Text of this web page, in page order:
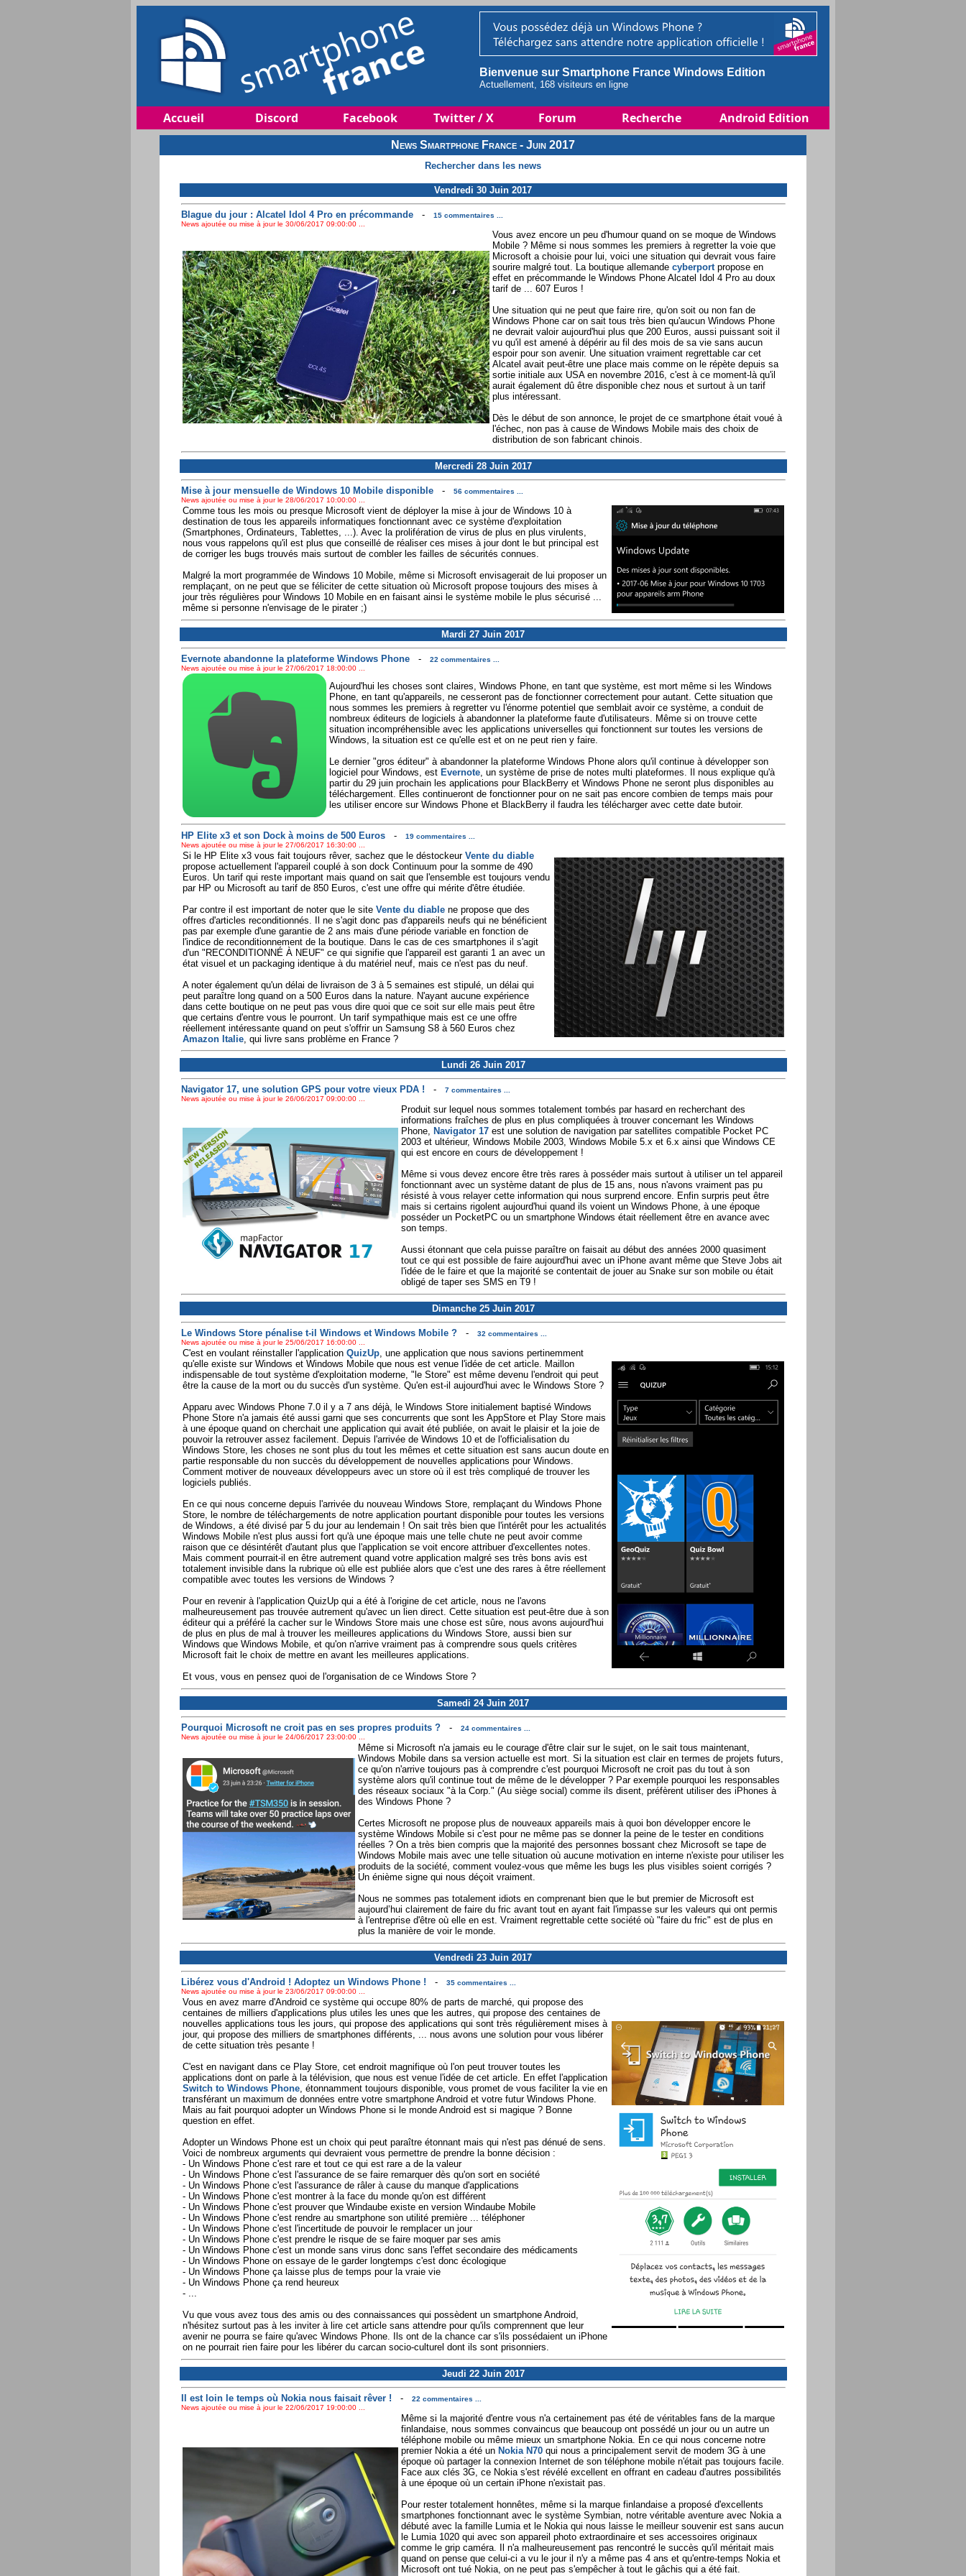
Bienvenue sur Smartphone France Windows Edition
Actuellement, 168 visiteurs en ligne
Accueil Discord Facebook Twitter / X Forum Recherche Android Edition
News Smartphone France - Juin 2017
Rechercher dans les news
Vendredi 30 Juin 2017
Blague du jour : Alcatel Idol 4 Pro en précommande-
15 commentaires ...
News ajoutée ou mise à jour le 30/06/2017 09:00:00 ...
Vous avez encore un peu d'humour quand on se moque de Windows
Mobile ? Même si nous sommes les premiers à regretter la voie que
Microsoft a choisie pour lui, voici une situation qui devrait vous faire
sourire malgré tout. La boutique allemande cyberportpropose en
effet en précommande le Windows Phone Alcatel Idol 4 Pro au doux
tarif de ... 607 Euros !
Une situation qui ne peut que faire rire, qu'on soit ou non fan de
Windows Phone car on sait tous très bien qu'aucun Windows Phone
ne devrait valoir aujourd'hui plus que 200 Euros, aussi puissant soit il
vu qu'il est amené à dépérir au fil des mois de sa vie sans aucun
espoir pour son avenir. Une situation vraiment regrettable car cet
Alcatel avait peut-être une place mais comme on le répète depuis sa
sortie initiale aux USA en novembre 2016, c'est à ce moment-là qu'il
aurait également dû être disponible chez nous et surtout à un tarif
plus intéressant.
Dès le début de son annonce, le projet de ce smartphone était voué à
l'échec, non pas à cause de Windows Mobile mais des choix de
distribution de son fabricant chinois.
Mercredi 28 Juin 2017
Mise à jour mensuelle de Windows 10 Mobile disponible-
56 commentaires ...
News ajoutée ou mise à jour le 28/06/2017 10:00:00 ...
Comme tous les mois ou presque Microsoft vient de déployer la mise à jour de Windows 10 à
destination de tous les appareils informatiques fonctionnant avec ce système d'exploitation
(Smartphones, Ordinateurs, Tablettes, ...). Avec la prolifération de virus de plus en plus virulents,
nous vous rappelons qu'il est plus que conseillé de réaliser ces mises à jour dont le but principal est
de corriger les bugs trouvés mais surtout de combler les failles de sécurités connues.
Malgré la mort programmée de Windows 10 Mobile, même si Microsoft envisagerait de lui proposer un
remplaçant, on ne peut que se féliciter de cette situation où Microsoft propose toujours des mises à
jour très régulières pour Windows 10 Mobile en en faisant ainsi le système mobile le plus sécurisé ...
même si personne n'envisage de le pirater ;)
Mardi 27 Juin 2017
Evernote abandonne la plateforme Windows Phone-
22 commentaires ...
News ajoutée ou mise à jour le 27/06/2017 18:00:00 ...
Aujourd'hui les choses sont claires, Windows Phone, en tant que système, est mort même si les Windows
Phone, en tant qu'appareils, ne cesseront pas de fonctionner correctement pour autant. Cette situation que
nous sommes les premiers à regretter vu l'énorme potentiel que semblait avoir ce système, a conduit de
nombreux éditeurs de logiciels à abandonner la plateforme faute d'utilisateurs. Même si on trouve cette
situation incompréhensible avec les applications universelles qui fonctionnent sur toutes les versions de
Windows, la situation est ce qu'elle est et on ne peut rien y faire.
Le dernier "gros éditeur" à abandonner la plateforme Windows Phone alors qu'il continue à développer son
logiciel pour Windows, est Evernote, un système de prise de notes multi plateformes. Il nous explique qu'à
partir du 29 juin prochain les applications pour BlackBerry et Windows Phone ne seront plus disponibles au
téléchargement. Elles continueront de fonctionner pour on ne sait pas encore combien de temps mais pour
les utiliser encore sur Windows Phone et BlackBerry il faudra les télécharger avec cette date butoir.
HP Elite x3 et son Dock à moins de 500 Euros-
19 commentaires ...
News ajoutée ou mise à jour le 27/06/2017 16:30:00 ...
Si le HP Elite x3 vous fait toujours rêver, sachez que le déstockeur Vente du diable
propose actuellement l'appareil couplé à son dock Continuum pour la somme de 490
Euros. Un tarif qui reste important mais quand on sait que l'ensemble est toujours vendu
par HP ou Microsoft au tarif de 850 Euros, c'est une offre qui mérite d'être étudiée.
Par contre il est important de noter que le site Vente du diablene propose que des
offres d'articles reconditionnés. Il ne s'agit donc pas d'appareils neufs qui ne bénéficient
pas par exemple d'une garantie de 2 ans mais d'une période variable en fonction de
l'indice de reconditionnement de la boutique. Dans le cas de ces smartphones il s'agit
d'un "RECONDITIONNÉ À NEUF" ce qui signifie que l'appareil est garanti 1 an avec un
état visuel et un packaging identique à du matériel neuf, mais ce n'est pas du neuf.
A noter également qu'un délai de livraison de 3 à 5 semaines est stipulé, un délai qui
peut paraître long quand on a 500 Euros dans la nature. N'ayant aucune expérience
dans cette boutique on ne peut pas vous dire quoi que ce soit sur elle mais peut être
que certains d'entre vous le pourront. Un tarif sympathique mais est ce une offre
réellement intéressante quand on peut s'offrir un Samsung S8 à 560 Euros chez
Amazon Italie, qui livre sans problème en France ?
Lundi 26 Juin 2017
Navigator 17, une solution GPS pour votre vieux PDA ! -
7 commentaires ...
News ajoutée ou mise à jour le 26/06/2017 09:00:00 ...
Produit sur lequel nous sommes totalement tombés par hasard en recherchant des
informations fraîches de plus en plus compliquées à trouver concernant les Windows
Phone, Navigator 17est une solution de navigation par satellites compatible Pocket PC
2003 et ultérieur, Windows Mobile 2003, Windows Mobile 5.x et 6.x ainsi que Windows CE
qui est encore en cours de développement !
Même si vous devez encore être très rares à posséder mais surtout à utiliser un tel appareil
fonctionnant avec un système datant de plus de 15 ans, nous n'avons vraiment pas pu
résisté à vous relayer cette information qui nous surprend encore. Enfin surpris peut être
mais si certains rigolent aujourd'hui quand ils voient un Windows Phone, à une époque
posséder un PocketPC ou un smartphone Windows était réellement être en avance avec
son temps.
Aussi étonnant que cela puisse paraître on faisait au début des années 2000 quasiment
tout ce qui est possible de faire aujourd'hui avec un iPhone avant même que Steve Jobs ait
l'idée de le faire et que la majorité se contentait de jouer au Snake sur son mobile ou était
obligé de taper ses SMS en T9 !
Dimanche 25 Juin 2017
Le Windows Store pénalise t-il Windows et Windows Mobile ?-
32 commentaires ...
News ajoutée ou mise à jour le 25/06/2017 16:00:00 ...
C'est en voulant réinstaller l'application QuizUp, une application que nous savions pertinemment
qu'elle existe sur Windows et Windows Mobile que nous est venue l'idée de cet article. Maillon
indispensable de tout système d'exploitation moderne, "le Store" est même devenu l'endroit qui peut
être la cause de la mort ou du succès d'un système. Qu'en est-il aujourd'hui avec le Windows Store ?
Apparu avec Windows Phone 7.0 il y a 7 ans déjà, le Windows Store initialement baptisé Windows
Phone Store n'a jamais été aussi garni que ses concurrents que sont les AppStore et Play Store mais
à une époque quand on cherchait une application qui avait été publiée, on avait le plaisir et la joie de
pouvoir la retrouver assez facilement. Depuis l'arrivée de Windows 10 et de l'officialisation du
Windows Store, les choses ne sont plus du tout les mêmes et cette situation est sans aucun doute en
partie responsable du non succès du développement de nouvelles applications pour Windows.
Comment motiver de nouveaux développeurs avec un store où il est très compliqué de trouver les
logiciels publiés.
En ce qui nous concerne depuis l'arrivée du nouveau Windows Store, remplaçant du Windows Phone
Store, le nombre de téléchargements de notre application pourtant disponible pour toutes les versions
de Windows, a été divisé par 5 du jour au lendemain ! On sait très bien que l'intérêt pour les actualités
Windows Mobile n'est plus aussi fort qu'à une époque mais une telle chute ne peut avoir comme
raison que ce désintérêt d'autant plus que l'application se voit encore attribuer d'excellentes notes.
Mais comment pourrait-il en être autrement quand votre application malgré ses très bons avis est
totalement invisible dans la rubrique où elle est publiée alors que c'est une des rares à être réellement
compatible avec toutes les versions de Windows ?
Pour en revenir à l'application QuizUp qui a été à l'origine de cet article, nous ne l'avons
malheureusement pas trouvée autrement qu'avec un lien direct. Cette situation est peut-être due à son
éditeur qui a préféré la cacher sur le Windows Store mais une chose est sûre, nous avons aujourd'hui
de plus en plus de mal à trouver les meilleures applications du Windows Store, aussi bien sur
Windows que Windows Mobile, et qu'on n'arrive vraiment pas à comprendre sous quels critères
Microsoft fait le choix de mettre en avant les meilleures applications.
Et vous, vous en pensez quoi de l'organisation de ce Windows Store ?
Samedi 24 Juin 2017
Pourquoi Microsoft ne croit pas en ses propres produits ?-
24 commentaires ...
News ajoutée ou mise à jour le 24/06/2017 23:00:00 ...
Même si Microsoft n'a jamais eu le courage d'être clair sur le sujet, on le sait tous maintenant,
Windows Mobile dans sa version actuelle est mort. Si la situation est clair en termes de projets futurs,
ce qu'on n'arrive toujours pas à comprendre c'est pourquoi Microsoft ne croit pas du tout à son
système alors qu'il continue tout de même de le développer ? Par exemple pourquoi les responsables
des réseaux sociaux "à la Corp." (Au siège social) comme ils disent, préfèrent utiliser des iPhones à
des Windows Phone ?
Certes Microsoft ne propose plus de nouveaux appareils mais à quoi bon développer encore le
système Windows Mobile si c'est pour ne même pas se donner la peine de le tester en conditions
réelles ? On a très bien compris que la majorité des personnes bossant chez Microsoft se tape de
Windows Mobile mais avec une telle situation où aucune motivation en interne n'existe pour utiliser les
produits de la société, comment voulez-vous que même les bugs les plus visibles soient corrigés ?
Un énième signe qui nous déçoit vraiment.
Nous ne sommes pas totalement idiots en comprenant bien que le but premier de Microsoft est
aujourd’hui clairement de faire du fric avant tout en ayant fait l'impasse sur les valeurs qui ont permis
à l'entreprise d'être où elle en est. Vraiment regrettable cette société où "faire du fric" est de plus en
plus la manière de voir le monde.
Vendredi 23 Juin 2017
Libérez vous d'Android ! Adoptez un Windows Phone ! -
35 commentaires ...
News ajoutée ou mise à jour le 23/06/2017 09:00:00 ...
Vous en avez marre d'Android ce système qui occupe 80% de parts de marché, qui propose des
centaines de milliers d'applications plus utiles les unes que les autres, qui propose des centaines de
nouvelles applications tous les jours, qui propose des applications qui sont très régulièrement mises à
jour, qui propose des milliers de smartphones différents, ... nous avons une solution pour vous libérer
de cette situation très pesante !
C'est en navigant dans ce Play Store, cet endroit magnifique où l'on peut trouver toutes les
applications dont on parle à la télévision, que nous est venue l'idée de cet article. En effet l'application
Switch to Windows Phone, étonnamment toujours disponible, vous promet de vous faciliter la vie en
transférant un maximum de données entre votre smartphone Android et votre futur Windows Phone.
Mais au fait pourquoi adopter un Windows Phone si le monde Android est si magique ? Bonne
question en effet.
Adopter un Windows Phone est un choix qui peut paraître étonnant mais qui n'est pas dénué de sens.
Voici de nombreux arguments qui devraient vous permettre de prendre la bonne décision :
- Un Windows Phone c'est rare et tout ce qui est rare a de la valeur
- Un Windows Phone c'est l'assurance de se faire remarquer dès qu'on sort en société
- Un Windows Phone c'est l'assurance de râler à cause du manque d'applications
- Un Windows Phone c'est montrer à la face du monde qu'on est différent
- Un Windows Phone c'est prouver que Windaube existe en version Windaube Mobile
- Un Windows Phone c'est rendre au smartphone son utilité première ... téléphoner
- Un Windows Phone c'est l'incertitude de pouvoir le remplacer un jour
- Un Windows Phone c'est prendre le risque de se faire moquer par ses amis
- Un Windows Phone c'est un monde sans virus donc sans l'effet secondaire des médicaments
- Un Windows Phone on essaye de le garder longtemps c'est donc écologique
- Un Windows Phone ça laisse plus de temps pour la vraie vie
- Un Windows Phone ça rend heureux
- ...
Vu que vous avez tous des amis ou des connaissances qui possèdent un smartphone Android,
n'hésitez surtout pas à les inviter à lire cet article sans attendre pour qu'ils comprennent que leur
avenir ne pourra se faire qu'avec Windows Phone. Ils ont de la chance car s'ils possédaient un iPhone
on ne pourrait rien faire pour les libérer du carcan socio-culturel dont ils sont prisonniers.
Jeudi 22 Juin 2017
Il est loin le temps où Nokia nous faisait rêver ! -
22 commentaires ...
News ajoutée ou mise à jour le 22/06/2017 19:00:00 ...
Même si la majorité d'entre vous n'a certainement pas été de véritables fans de la marque
finlandaise, nous sommes convaincus que beaucoup ont possédé un jour ou un autre un
téléphone mobile ou même mieux un smartphone Nokia. En ce qui nous concerne notre
premier Nokia a été un Nokia N70qui nous a principalement servit de modem 3G à une
époque où partager la connexion Internet de son téléphone mobile n'était pas toujours facile.
Face aux clés 3G, ce Nokia s'est révélé excellent en offrant en cadeau d'autres possibilités
à une époque où un certain iPhone n'existait pas.
Pour rester totalement honnêtes, même si la marque finlandaise a proposé d'excellents
smartphones fonctionnant avec le système Symbian, notre véritable aventure avec Nokia a
débuté avec la famille Lumia et le Nokia qui nous laisse le meilleur souvenir est sans aucun
le Lumia 1020 qui avec son appareil photo extraordinaire et ses accessoires originaux
comme le grip caméra. Il n'a malheureusement pas rencontré le succès qu'il méritait mais
quand on pense que celui-ci a vu le jour il n'y a même pas 4 ans et qu'entre-temps Nokia et
Microsoft ont tué Nokia, on ne peut pas s'empêcher à tout le gâchis qui a été fait.